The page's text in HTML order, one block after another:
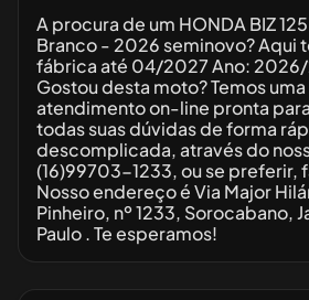
A procura de um HONDA BIZ 125
Branco - 2026 seminovo? Aqui
fábrica até 04/2027 Ano:
Gostou desta moto? Temos
atendimento on-line pronta
todas suas dúvidas de forma
descomplicada, através do
(16)99703-1233, ou se preferir,
Nosso endereço é Via Major
Pinheiro, nº 1233, Sorocabano,
Paulo . Te esperamos!